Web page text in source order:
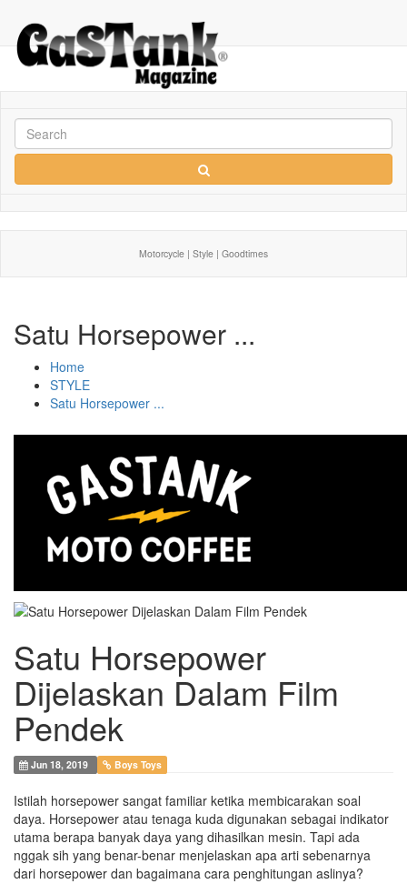
Motorcycle | Style | Goodtimes
Satu Horsepower ...
Home
STYLE
Satu Horsepower ...
Satu Horsepower
Dijelaskan Dalam Film
Pendek
Jun 18, 2019 Boys Toys
Istilah horsepower sangat familiar ketika membicarakan soal
daya. Horsepower atau tenaga kuda digunakan sebagai indikator
utama berapa banyak daya yang dihasilkan mesin. Tapi ada
nggak sih yang benar-benar menjelaskan apa arti sebenarnya
dari horsepower dan bagaimana cara penghitungan aslinya?